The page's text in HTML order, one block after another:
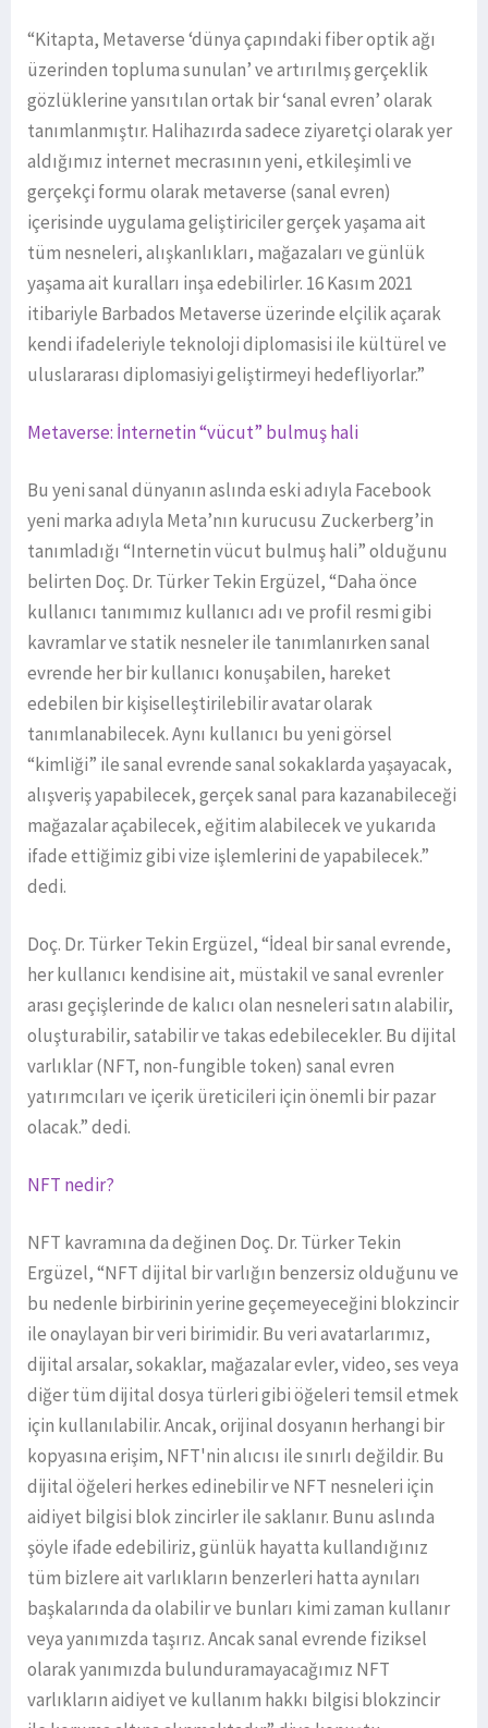
“Kitapta, Metaverse ‘dünya çapındaki fiber optik ağı
üzerinden topluma sunulan’ ve artırılmış gerçeklik
gözlüklerine yansıtılan ortak bir ‘sanal evren’ olarak
tanımlanmıştır. Halihazırda sadece ziyaretçi olarak yer
aldığımız internet mecrasının yeni, etkileşimli ve
gerçekçi formu olarak metaverse (sanal evren)
içerisinde uygulama geliştiriciler gerçek yaşama ait
tüm nesneleri, alışkanlıkları, mağazaları ve günlük
yaşama ait kuralları inşa edebilirler. 16 Kasım 2021
itibariyle Barbados Metaverse üzerinde elçilik açarak
kendi ifadeleriyle teknoloji diplomasisi ile kültürel ve
uluslararası diplomasiyi geliştirmeyi hedefliyorlar.”
Metaverse: İnternetin “vücut” bulmuş hali
Bu yeni sanal dünyanın aslında eski adıyla Facebook
yeni marka adıyla Meta’nın kurucusu Zuckerberg’in
tanımladığı “Internetin vücut bulmuş hali” olduğunu
belirten Doç. Dr. Türker Tekin Ergüzel, “Daha önce
kullanıcı tanımımız kullanıcı adı ve profil resmi gibi
kavramlar ve statik nesneler ile tanımlanırken sanal
evrende her bir kullanıcı konuşabilen, hareket
edebilen bir kişiselleştirilebilir avatar olarak
tanımlanabilecek. Aynı kullanıcı bu yeni görsel
“kimliği” ile sanal evrende sanal sokaklarda yaşayacak,
alışveriş yapabilecek, gerçek sanal para kazanabileceği
mağazalar açabilecek, eğitim alabilecek ve yukarıda
ifade ettiğimiz gibi vize işlemlerini de yapabilecek.”
dedi.
Doç. Dr. Türker Tekin Ergüzel, “İdeal bir sanal evrende,
her kullanıcı kendisine ait, müstakil ve sanal evrenler
arası geçişlerinde de kalıcı olan nesneleri satın alabilir,
oluşturabilir, satabilir ve takas edebilecekler. Bu dijital
varlıklar (NFT, non-fungible token) sanal evren
yatırımcıları ve içerik üreticileri için önemli bir pazar
olacak.” dedi.
NFT nedir?
NFT kavramına da değinen Doç. Dr. Türker Tekin
Ergüzel, “NFT dijital bir varlığın benzersiz olduğunu ve
bu nedenle birbirinin yerine geçemeyeceğini blokzincir
ile onaylayan bir veri birimidir. Bu veri avatarlarımız,
dijital arsalar, sokaklar, mağazalar evler, video, ses veya
diğer tüm dijital dosya türleri gibi öğeleri temsil etmek
için kullanılabilir. Ancak, orijinal dosyanın herhangi bir
kopyasına erişim, NFT'nin alıcısı ile sınırlı değildir. Bu
dijital öğeleri herkes edinebilir ve NFT nesneleri için
aidiyet bilgisi blok zincirler ile saklanır. Bunu aslında
şöyle ifade edebiliriz, günlük hayatta kullandığınız
tüm bizlere ait varlıkların benzerleri hatta aynıları
başkalarında da olabilir ve bunları kimi zaman kullanır
veya yanımızda taşırız. Ancak sanal evrende fiziksel
olarak yanımızda bulunduramayacağımız NFT
varlıkların aidiyet ve kullanım hakkı bilgisi blokzincir